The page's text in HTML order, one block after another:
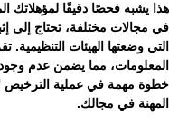
هذا يشبه فحصًا دقيقًا لمؤهلاتك
في مجالات مختلفة، تحتاج إلى
التي وضعتها الهيئات
المعلومات، مما يضمن عدم
خطوة مهمة في عملية الترخيص
المهنة في مجالك.